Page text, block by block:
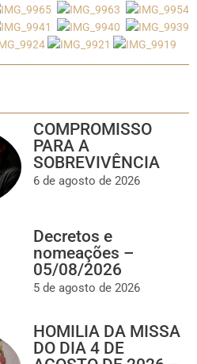
COMPROMISSO
PARA A
SOBREVIVÊNCIA
6 de agosto de 2026
Decretos e
nomeações –
05/08/2026
5 de agosto de 2026
HOMILIA DA MISSA
DO DIA 4 DE